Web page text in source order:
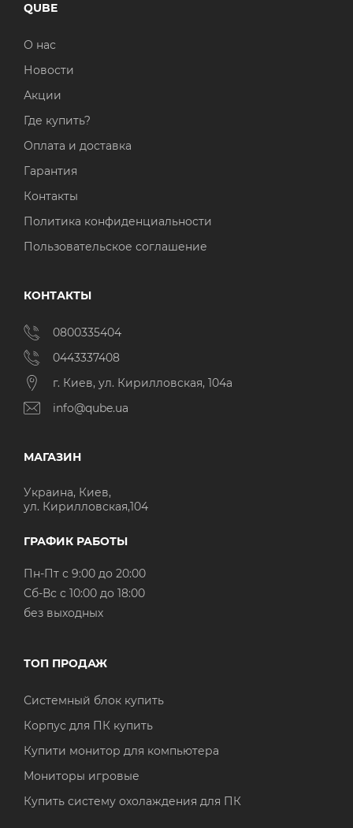
QUBE
О нас
Новости
Акции
Где купить?
Оплата и доставка
Гарантия
Контакты
Политика конфиденциальности
Пользовательское соглашение
КОНТАКТЫ
0800335404
0443337408
г. Киев, ул. Кирилловская, 104а
info@qube.ua
МАГАЗИН
Украина, Киев,
ул. Кирилловская,104
ГРАФИК РАБОТЫ
Пн-Пт с 9:00 до 20:00
Cб-Вс с 10:00 до 18:00
без выходных
ТОП ПРОДАЖ
Системный блок купить
Корпус для ПК купить
Купити монитор для компьютера
Мониторы игровые
Купить систему охолаждения для ПК